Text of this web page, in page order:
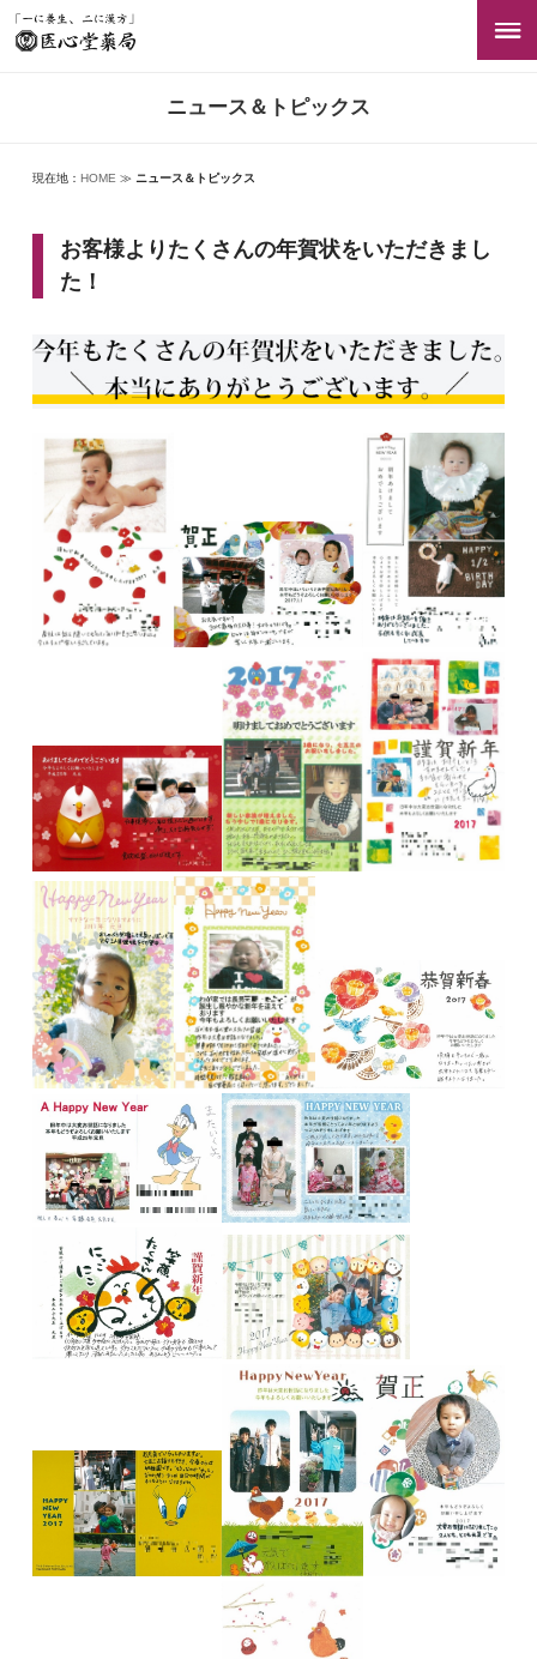
現在地： HOME ≫ ニュース＆トピックス
ニュース＆トピックス
お客様よりたくさんの年賀状をいただきまし
た！